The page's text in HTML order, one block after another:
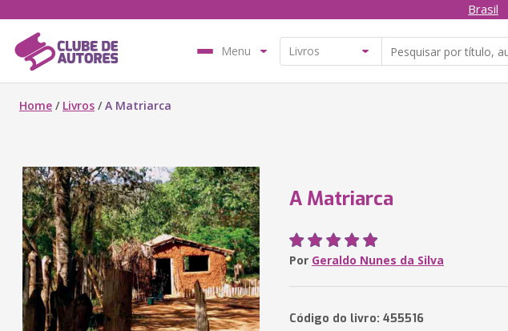
Brasil
Menu
Home / Livros /A Matriarca
A Matriarca
Por Geraldo Nunes da Silva
Código do livro: 455516